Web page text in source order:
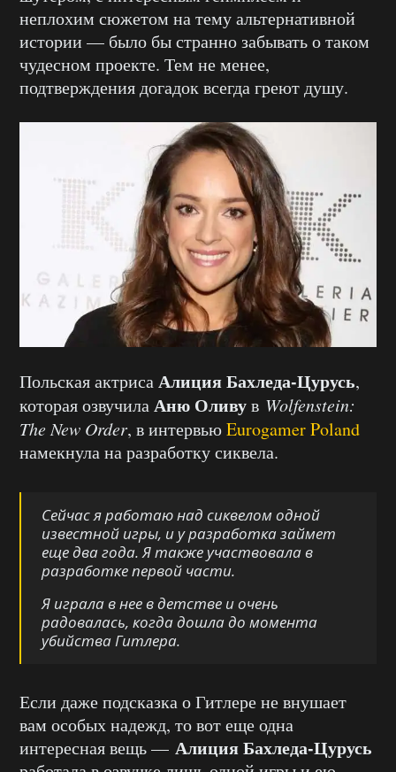
неплохим сюжетом на тему альтернативной
истории — было бы странно забывать о таком
чудесном проекте. Тем не менее,
подтверждения догадок всегда греют душу.
Польская актрисаАлиция Бахледа-Цурусь,
которая озвучилаАню Оливув Wolfenstein:
The New Order, в интервьюEurogamer Poland
намекнула на разработку сиквела.
Сейчас я работаю над сиквелом одной
известной игры, и у разработка займет
еще два года. Я также участвовала в
разработке первой части.
Я играла в нее в детстве и очень
радовалась, когда дошла до момента
убийства Гитлера.
Если даже подсказка о Гитлере не внушает
вам особых надежд, то вот еще одна
интересная вещь — Алиция Бахледа-Цурусь